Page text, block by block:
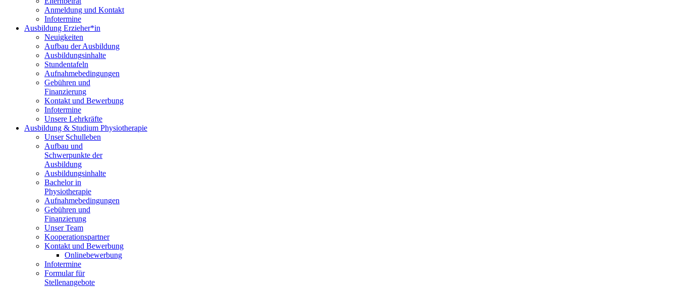
Anmeldung und Kontakt
Infotermine
Ausbildung Erzieher*in
Neuigkeiten
Aufbau der Ausbildung
Ausbildungsinhalte
Stundentafeln
Aufnahmebedingungen
Gebühren und
Finanzierung
Kontakt und Bewerbung
Infotermine
Unsere Lehrkräfte
Ausbildung & Studium Physiotherapie
Unser Schulleben
Aufbau und
Schwerpunkte der
Ausbildung
Ausbildungsinhalte
Bachelor in
Physiotherapie
Aufnahmebedingungen
Gebühren und
Finanzierung
Unser Team
Kooperationspartner
Kontakt und Bewerbung
Onlinebewerbung
Infotermine
Formular für
Stellenangebote